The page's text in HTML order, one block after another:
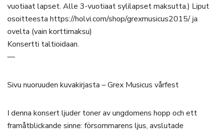
vuotiaat lapset. Alle 3-vuotiaat sylilapset maksutta.) Liput
osoitteesta https://holvi.com/shop/grexmusicus2015/ ja
ovelta (vain korttimaksu)
Konsertti taltioidaan.
—
Sivu nuoruuden kuvakirjasta – Grex Musicus vårfest
I denna konsert ljuder toner av ungdomens hopp och ett
framåtblickande sinne: försommarens ljus, avslutade